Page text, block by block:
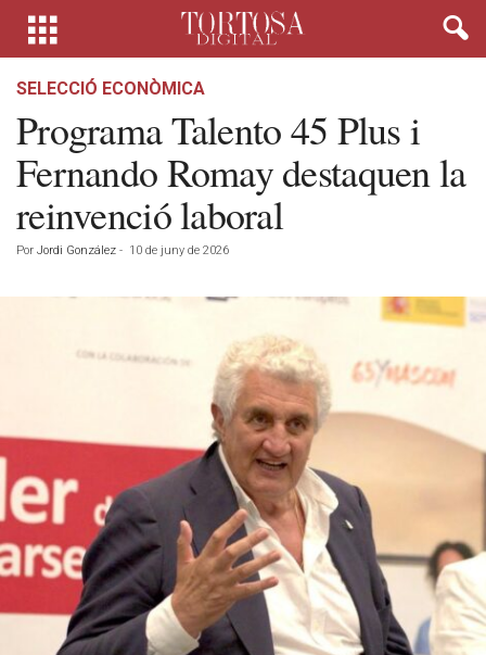
SELECCIÓ ECONÒMICA
Programa Talento 45 Plus i
Fernando Romay destaquen la
reinvenció laboral
Por Jordi González - 10 de juny de 2026